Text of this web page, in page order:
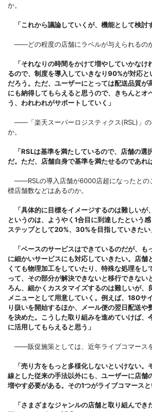
か。
「これから議論していくが、機能として検討
――どの程度の店舗にラベルが与えられるのか
「それなりの時間をかけて増やしていかな
るので、制度を導入していきなり90%が対応と
だろう。ただ、ユーザーにとっては配送品質が
にも納得してもらえると思うので、きちんとオ
う、われわれがサポートしていく」
――「楽天スーパーロジスティクス(RSL)」の
か。
「RSLは基準を満たしているので、店舗の選
だ。ただ、店舗自身で基準を満たせるのであれ
――RSLの導入店舗が6000店超になったとの
標店舗数などはあるのか。
「具体的に目標をイメージするのは難しいが
というのは、ようやく1合目に到達したという
ステップとして20%、30%を目指していきたい
「ベースのサービスはできているのだが、も
に細かいサービスにも対応していきたい。店舗
くても物理加工をしていたり、特殊な処理をし
って、その部分が解決できないと移行できない
ろん、細かくカスタマイズするのは難しいが、
メニューとして用意していく。例えば、180サ
り扱いを開始するほか、メール便の翌日配送や
を決めた。こうした取り組みを進めていけば、
に活用してもらえると思う」
――販促施策としては、近年ライブコマースを
「売り方をもっと多様化しないといけない
線とした従来の手法以外にも、ユーザーに店舗
増やす必要がある。その1つがライブコマースと
「さまざまなジャンルの店舗と取り組んでき